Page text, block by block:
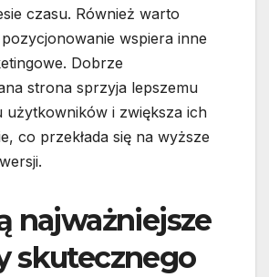
czasu. Również warto
wspiera inne
Dobrze
strona sprzyja lepszemu
użytkowników i zwiększa ich
co przekłada się na wyższe
najważniejsze
skutecznego